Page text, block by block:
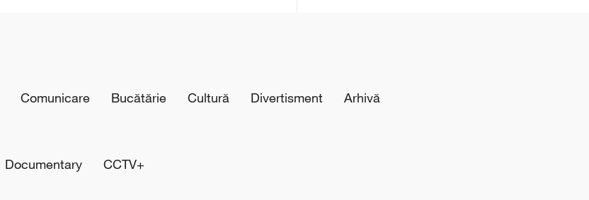
Comunicare Bucătărie Cultură Divertisment Arhivă
Documentary CCTV+